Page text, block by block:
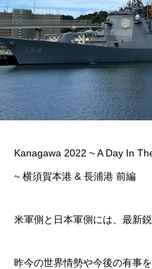
Kanagawa 2022 ~ A Day In
~ 横須賀本港 & 長浦港 前編
米軍側と日本軍側には、最新
昨今の世界情勢や今後の有事